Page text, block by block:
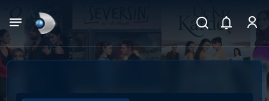
Arama